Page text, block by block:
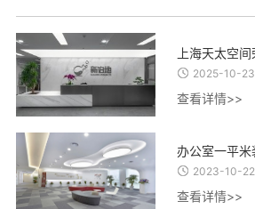
2025-10-23
查看详情>>
2023-10-22
查看详情>>